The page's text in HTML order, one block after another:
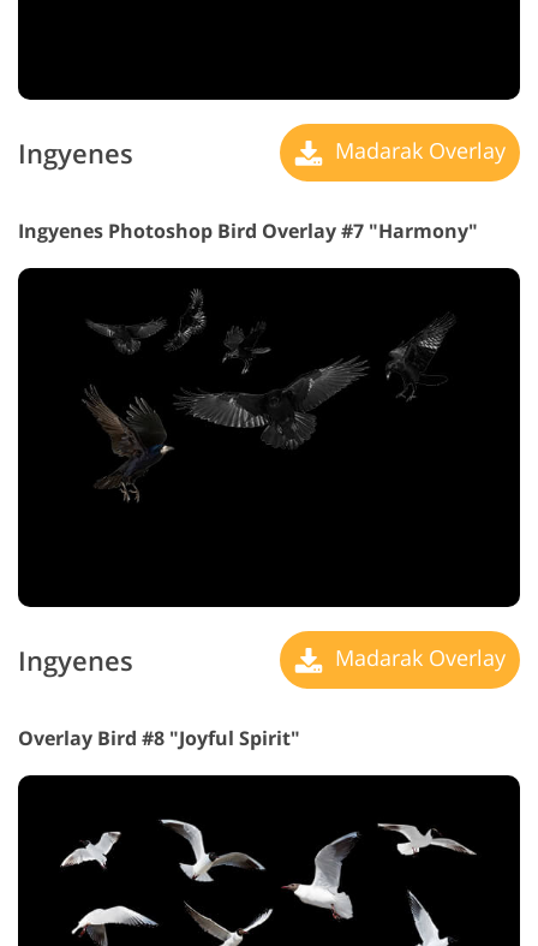
Ingyenes Madarak Overlay
Ingyenes Photoshop Bird Overlay #7 "Harmony"
Ingyenes Madarak Overlay
Overlay Bird #8 "Joyful Spirit"